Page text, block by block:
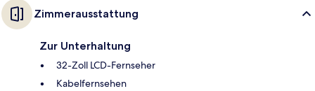
Zimmerausstattung
Zur Unterhaltung
32-Zoll LCD-Fernseher
Kabelfernsehen